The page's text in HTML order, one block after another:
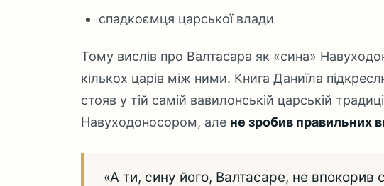
спадкоємця царської влади
Тому вислів про Валтасара як «сина»
кількох царів між ними. Книга Даниїла
стояв у тій самій вавилонській царській
Навуходоносором, але не зробив правильних
«А ти, сину його, Валтасаре, не впокорив